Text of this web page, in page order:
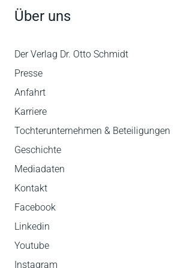
(Direktor des AG Dr.
Hilfsmittel für den
Praktiker der mit PKH/
Über uns
Der Verlag Dr. Otto Schmidt
Presse
Anfahrt
Karriere
Tochterunternehmen & Beteiligungen
Geschichte
Mediadaten
Kontakt
Facebook
Linkedin
Youtube
Instagram